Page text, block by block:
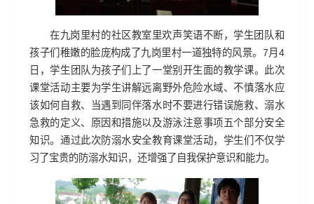
在九岗里村的社区教室里欢声笑语不断，学生团队和
孩子们稚嫩的脸庞构成了九岗里村一道独特的风景。7月4
日，学生团队为孩子们上了一堂别开生面的教学课。此次
课堂活动主要为学生讲解远离野外危险水域、不慎落水应
该如何自救、当遇到同伴落水时不要进行错误施救、溺水
急救的定义、原因和措施以及游泳注意事项五个部分安全
知识。通过此次防溺水安全教育课堂活动，学生们不仅学
习了宝贵的防溺水知识，还增强了自我保护意识和能力。